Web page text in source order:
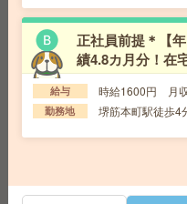
時給1800円＊食堂利用可
対応など事務サポ[派遣]
給 与 時給1800円＋交 【月
給与の前払いが可能な速払いサ
正社員前提＊【
績4.8カ月分！在
への紹介予定派
給与 時給1600円 月
勤務地 堺筋本町駅徒歩4